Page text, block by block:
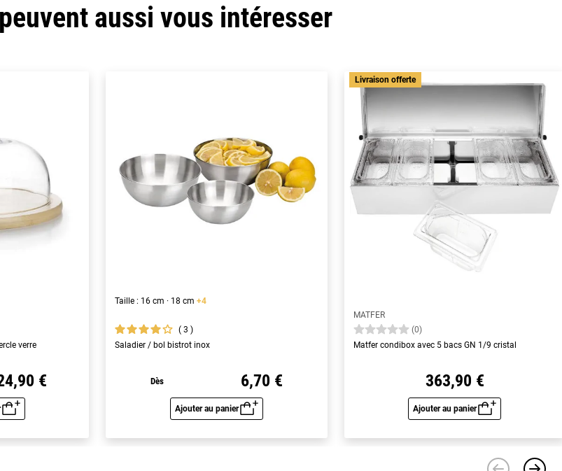
aussi vous intéresser
verre
€
rapide
Taille : 16 cm · 18 cm+4
3
Saladier / bol bistrot inox
Dès 6,70 €
Ajouter au panier
Aperçu rapide
MATFER
(0)
Matfer condibox avec 5 bacs GN 1/9 cristal
363,90 €
Ajouter au panier
Aperçu rapide
Livraison offerte